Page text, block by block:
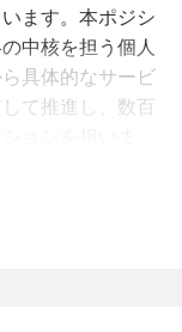
ます。本ポジシ
中核を担う個人
具体的なサービ
て推進し、数百
す。このような